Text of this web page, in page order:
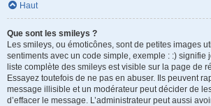
Haut
Que sont les smileys ?
Les smileys, ou émoticônes, sont de petites images
sentiments avec un code simple, exemple : :) signifie
liste complète des smileys est visible sur la page de
Essayez toutefois de ne pas en abuser. Ils peuvent
message illisible et un modérateur peut décider de
d’effacer le message. L’administrateur peut aussi